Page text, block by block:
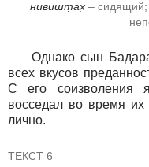
нивишт̣ах̣ – сидящий;
Однако сын
всех вкусов
С его соизволения
восседал во время их
лично.
ТЕКСТ 6